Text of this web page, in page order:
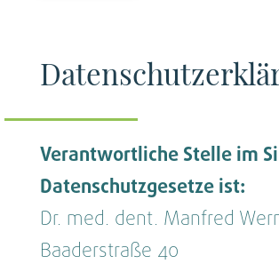
Verantwortliche Stelle im
Datenschutzgesetze ist:
Dr. med. dent. Manfred
Baaderstraße 40